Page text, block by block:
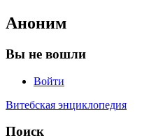
Аноним
Вы не вошли
Войти
Витебская энциклопедия
Поиск